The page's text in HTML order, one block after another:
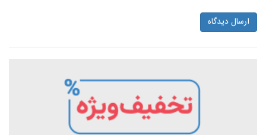
ارسال دیدگاه